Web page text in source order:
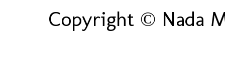
Copyright © Nada